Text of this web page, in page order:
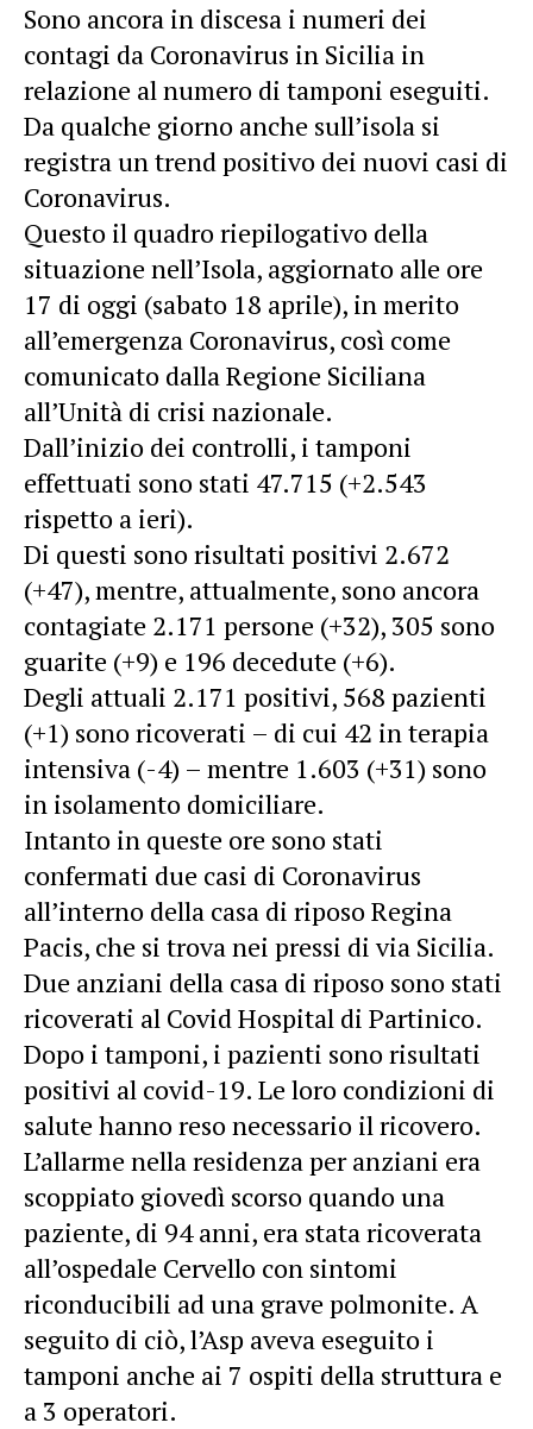
Sono ancora in discesa i numeri dei
contagi da Coronavirus in Sicilia in
relazione al numero di tamponi eseguiti.
Da qualche giorno anche sull’isola si
registra un trend positivo dei nuovi casi di
Coronavirus.
Questo il quadro riepilogativo della
situazione nell’Isola, aggiornato alle ore
17 di oggi (sabato 18 aprile), in merito
all’emergenza Coronavirus, così come
comunicato dalla Regione Siciliana
all’Unità di crisi nazionale.
Dall’inizio dei controlli, i tamponi
effettuati sono stati 47.715 (+2.543
rispetto a ieri).
Di questi sono risultati positivi 2.672
(+47), mentre, attualmente, sono ancora
contagiate 2.171 persone (+32), 305 sono
guarite (+9) e 196 decedute (+6).
Degli attuali 2.171 positivi, 568 pazienti
(+1) sono ricoverati – di cui 42 in terapia
intensiva (-4) – mentre 1.603 (+31) sono
in isolamento domiciliare.
Intanto in queste ore sono stati
confermati due casi di Coronavirus
all’interno della casa di riposo Regina
Pacis, che si trova nei pressi di via Sicilia.
Due anziani della casa di riposo sono stati
ricoverati al Covid Hospital di Partinico.
Dopo i tamponi, i pazienti sono risultati
positivi al covid-19. Le loro condizioni di
salute hanno reso necessario il ricovero.
L’allarme nella residenza per anziani era
scoppiato giovedì scorso quando una
paziente, di 94 anni, era stata ricoverata
all’ospedale Cervello con sintomi
riconducibili ad una grave polmonite. A
seguito di ciò, l’Asp aveva eseguito i
tamponi anche ai 7 ospiti della struttura e
a 3 operatori.